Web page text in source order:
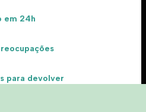
em 24h
para devolver